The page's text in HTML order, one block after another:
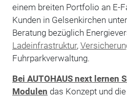
einem breiten Portfolio an E-
Kunden in Gelsenkirchen
Beratung bezüglich
Ladeinfrastruktur,
Fuhrparkverwaltung.
Bei AUTOHAUS next lernen
Modulen das Konzept und